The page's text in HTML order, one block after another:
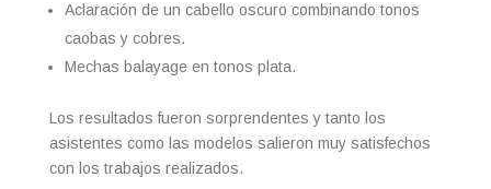
Aclaración de un cabello oscuro combinando tonos
caobas y cobres.
Mechas balayage en tonos plata.
Los resultados fueron sorprendentes y tanto los
asistentes como las modelos salieron muy satisfechos
con los trabajos realizados.